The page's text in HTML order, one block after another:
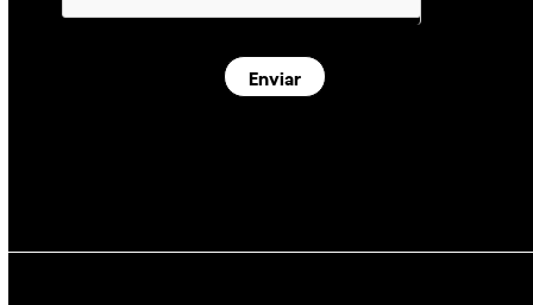
Enviar